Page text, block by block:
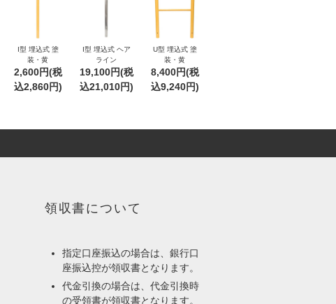
I型 埋込式 塗
装・黄
2,600円(税
込2,860円)
I型 埋込式 ヘア
ライン
19,100円(税
込21,010円)
U型 埋込式 塗
装・黄
8,400円(税
込9,240円)
領収書について
指定口座振込の場合は、銀行口
座振込控が領収書となります。
代金引換の場合は、代金引換時
の受領書が領収書となります。